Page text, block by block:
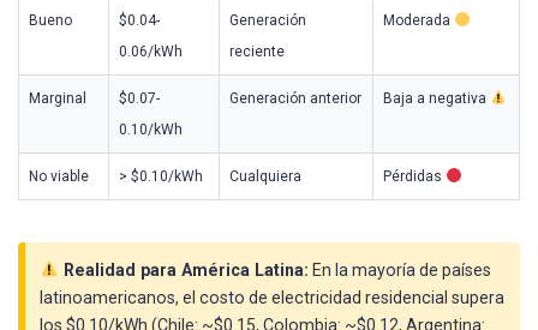
Bueno
$0.04-
0.06/kWh
Generación
reciente
Moderada
Marginal
$0.07-
0.10/kWh
Generación anterior Baja a negativa
No viable > $0.10/kWh Cualquiera Pérdidas
Realidad para América Latina: En la mayoría de países
latinoamericanos, el costo de electricidad residencial supera
los $0.10/kWh (Chile: ~$0.15, Colombia: ~$0.12, Argentina: